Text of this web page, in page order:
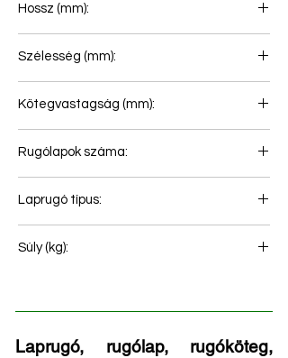
Hossz (mm):
Szélesség (mm):
Kötegvastagság (mm):
Rugólapok száma:
Laprugó típus:
Súly (kg):
Laprugó, rugólap, rugóköteg,